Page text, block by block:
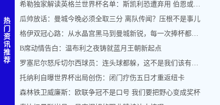
热
门
资
讯
推
荐
希勒独家解读英格兰世界杯名单：斯凯利恐遭弃用 伯恩或力压马奎尔入围
瓜帅放话：曼城今晚必须全取三分 离队传闻？压根不是事儿
格伊双冠心路：从水晶宫黑马到曼城新锐，每一次捧杯都是奇迹
B席动情告白：温布利之夜铸就蓝月王朝新起点
罗塞尼尔怒斥切尔西球员：连头球都躲，这不是我们该有的样子
托纳利自曝世界杯出局创伤：闭门疗伤五日才重返纽卡
森林铁卫威廉斯：欧联争冠不是口号 我们要把野心变成奖杯